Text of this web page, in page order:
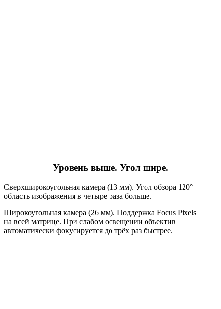
Уровень выше. Угол шире.
Сверхширокоугольная камера (13 мм). Угол обзора 120° —
область изображения в четыре раза больше.
Широкоугольная камера (26 мм). Поддержка Focus Pixels
на всей матрице. При слабом освещении объектив
автоматически фокусируется до трёх раз быстрее.